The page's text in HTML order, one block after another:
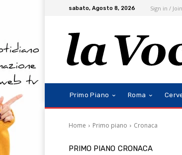
sabato, Agosto 8, 2026 Sign in / Join
Primo Piano Roma
Home Primo piano Cronaca
PRIMO PIANO CRONACA